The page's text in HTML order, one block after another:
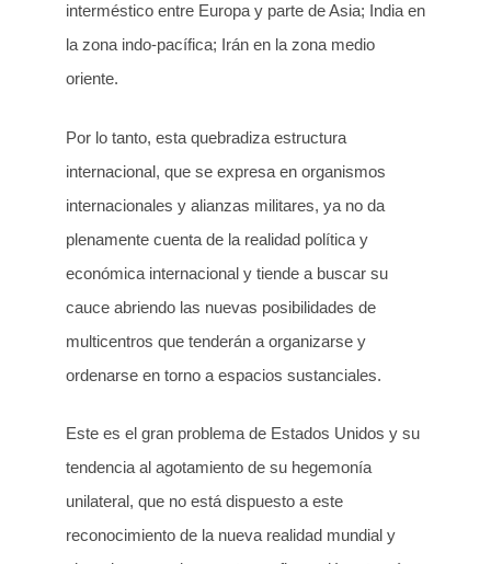
interméstico entre Europa y parte de Asia; India en
la zona indo-pacífica; Irán en la zona medio
oriente.
Por lo tanto, esta quebradiza estructura
internacional, que se expresa en organismos
internacionales y alianzas militares, ya no da
plenamente cuenta de la realidad política y
económica internacional y tiende a buscar su
cauce abriendo las nuevas posibilidades de
multicentros que tenderán a organizarse y
ordenarse en torno a espacios sustanciales.
Este es el gran problema de Estados Unidos y su
tendencia al agotamiento de su hegemonía
unilateral, que no está dispuesto a este
reconocimiento de la nueva realidad mundial y